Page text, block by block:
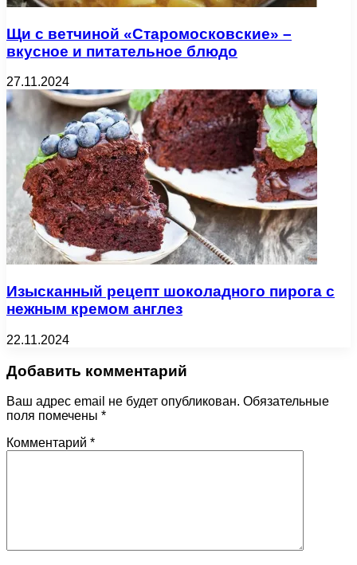
Щи с ветчиной «Старомосковские» –
вкусное и питательное блюдо
27.11.2024
Изысканный рецепт шоколадного пирога с
нежным кремом англез
22.11.2024
Добавить комментарий
Ваш адрес email не будет опубликован. Обязательные
поля помечены *
Комментарий *